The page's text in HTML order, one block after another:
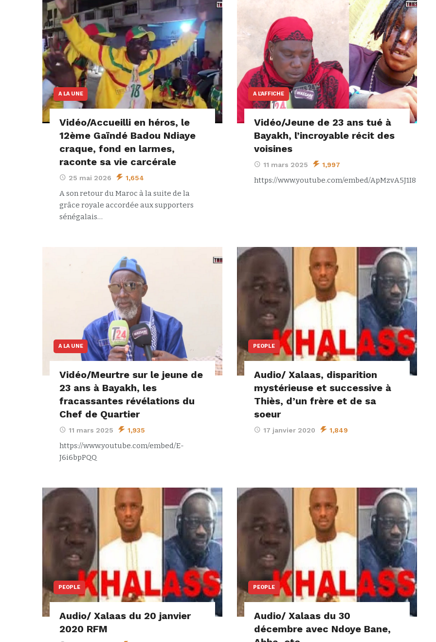
A LA UNE
Vidéo/Accueilli en héros, le
12ème Gaïndé Badou Ndiaye
craque, fond en larmes,
raconte sa vie carcérale
25 mai 2026 1,654
A son retour du Maroc à la suite de la
grâce royale accordée aux supporters
sénégalais…
A L’AFFICHE
Vidéo/Jeune de 23 ans tué à
Bayakh, l’incroyable récit des
voisines
11 mars 2025 1,997
https://www.youtube.com/embed/ApMzvA5J1I8
A LA UNE
Vidéo/Meurtre sur le jeune de
23 ans à Bayakh, les
fracassantes révélations du
Chef de Quartier
11 mars 2025 1,935
https://www.youtube.com/embed/E-
J6i6bpPQQ
PEOPLE
Audio/ Xalaas, disparition
mystérieuse et successive à
Thiès, d’un frère et de sa
soeur
17 janvier 2020 1,849
PEOPLE
Audio/ Xalaas du 20 janvier
2020 RFM
PEOPLE
Audio/ Xalaas du 30
décembre avec Ndoye Bane,